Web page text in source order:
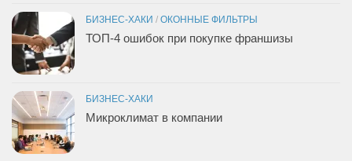
БИЗНЕС-ХАКИ / ОКОННЫЕ ФИЛЬТРЫ
ТОП-4 ошибок при покупке франшизы
БИЗНЕС-ХАКИ
Микроклимат в компании